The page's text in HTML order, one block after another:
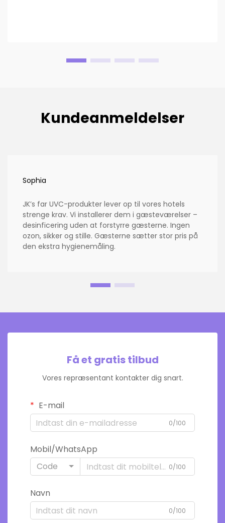
Kundeanmeldelser
Sophia
JK’s far UVC-produkter lever op til vores hotels
strenge krav. Vi installerer dem i gæsteværelser –
desinficering uden at forstyrre gæsterne. Ingen
ozon, sikker og stille. Gæsterne sætter stor pris på
den ekstra hygienemåling.
Få et gratis tilbud
Vores repræsentant kontakter dig snart.
E-mail
0/100
Mobil/WhatsApp
Code
0/100
Navn
0/100